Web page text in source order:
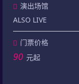
演出场馆
ALSO LIVE
门票价格
90 元起